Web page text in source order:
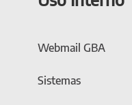
Webmail GBA
Sistemas